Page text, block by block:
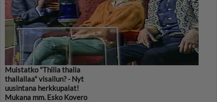
Muistatko "Thilia thalia
thallallaa" visailun? - Nyt
uusintana herkkupalat!
Mukana mm. Esko Kovero